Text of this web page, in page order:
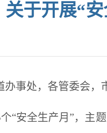
关于开展“
事处，各管委会，
“安全生产月”，